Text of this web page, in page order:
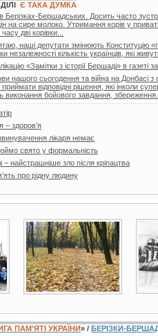
Є ТАКА ДУМКА
Бершадських. Досить часто
на сире молоко. Утримання корів у
дві корівки...
наші депутати змінюють Конституцію
незалежності кількість українців, які
«Замітки з історії Бершаді» в газеті
нашого сьогодення та війна на Донбасі
приймати відповідні рішення, які інколи
виконання бойового завдання, збереження...
– здоров’я
лікаря немає
свято у формальність
– найстрашніше зло після кріпацтва
про рідну людину
9 фото
ПАМ’ЯТІ УКРАЇНИ» / БЕРІЗКИ-